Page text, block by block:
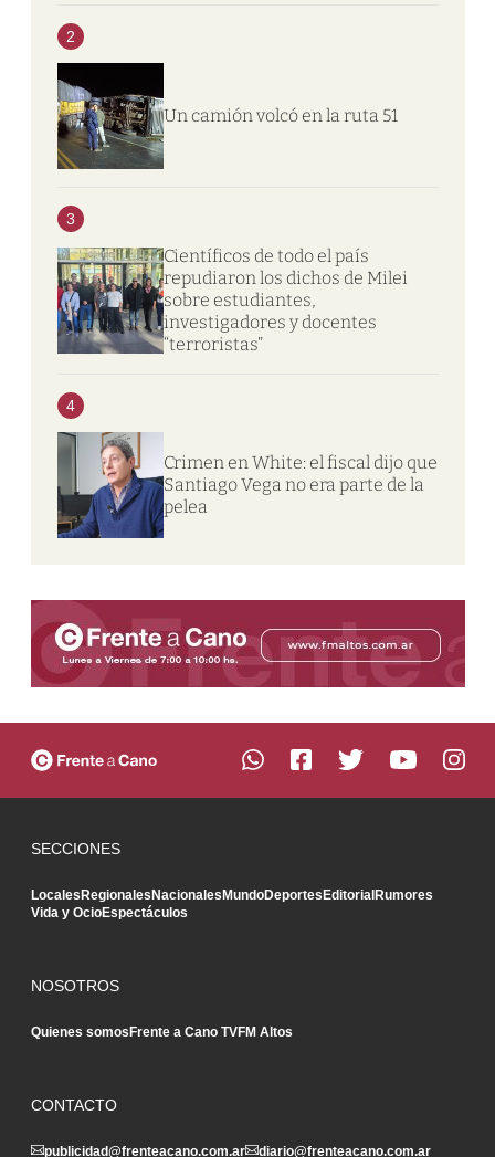
2
Un camión volcó en la ruta 51
3
Científicos de todo el país
repudiaron los dichos de Milei
sobre estudiantes,
investigadores y docentes
“terroristas”
4
Crimen en White: el fiscal dijo que
Santiago Vega no era parte de la
pelea
SECCIONES
LocalesRegionalesNacionalesMundoDeportesEditorialRumores
Vida y OcioEspectáculos
NOSOTROS
Quienes somosFrente a Cano TVFM Altos
CONTACTO
publicidad@frenteacano.com.ar diario@frenteacano.com.ar